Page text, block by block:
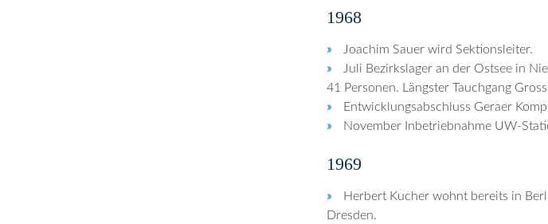
1968
Joachim Sauer wird Sektionsleiter.
Juli Bezirkslager an der Ostsee in
41 Personen. Längster Tauchgang
Entwicklungsabschluss Geraer
November Inbetriebnahme UW-
1969
Herbert Kucher wohnt bereits in
Dresden.